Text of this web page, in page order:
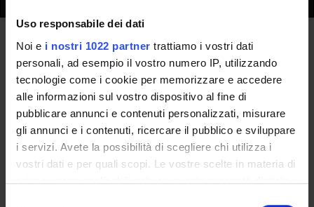
Uso responsabile dei dati
Noi e i nostri 1022 partner trattiamo i vostri dati
personali, ad esempio il vostro numero IP, utilizzando
tecnologie come i cookie per memorizzare e accedere
alle informazioni sul vostro dispositivo al fine di
pubblicare annunci e contenuti personalizzati, misurare
gli annunci e i contenuti, ricercare il pubblico e sviluppare
i servizi. Avete la possibilità di scegliere chi utilizza i
vostri dati e per quali scopi. Le vostre scelte in materia di
privacy sono applicabili solo su questa proprietà digitale
Tutti i prossimi seminari -
Imprenditorialita' nel
management riabilitativo -
(2025/2026)
Home Didattica Seminari